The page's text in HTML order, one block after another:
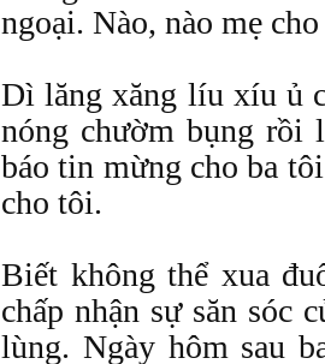
ngoại. Nào, nào mẹ
Dì lăng xăng líu xíu ủ
nóng chườm bụng rồi
báo tin mừng cho ba
cho tôi.
Biết không thể xua
chấp nhận sự săn sóc
lùng. Ngày hôm sau